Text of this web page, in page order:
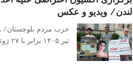
لندن/ ویدیو و عکس
تیر ۱۴۰۵ برابر با ۲۷ ژوئن…